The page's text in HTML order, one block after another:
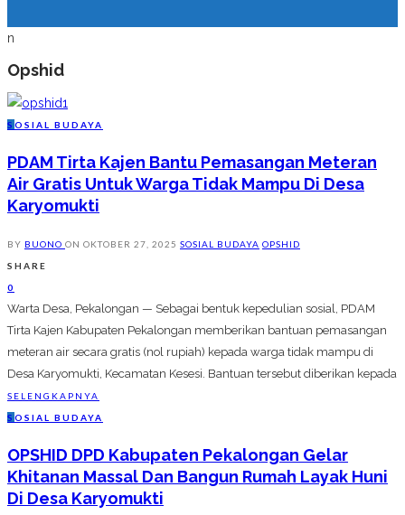
n
Opshid
S OSIAL BUDAYA
PDAM Tirta Kajen Bantu Pemasangan Meteran
Air Gratis Untuk Warga Tidak Mampu Di Desa
Karyomukti
BY BUONO ON OKTOBER 27, 2025 SOSIAL BUDAYA OPSHID
SHARE
0
Warta Desa, Pekalongan — Sebagai bentuk kepedulian sosial, PDAM
Tirta Kajen Kabupaten Pekalongan memberikan bantuan pemasangan
meteran air secara gratis (nol rupiah) kepada warga tidak mampu di
Desa Karyomukti, Kecamatan Kesesi. Bantuan tersebut diberikan kepada
SELENGKAPNYA
S OSIAL BUDAYA
OPSHID DPD Kabupaten Pekalongan Gelar
Khitanan Massal Dan Bangun Rumah Layak Huni
Di Desa Karyomukti